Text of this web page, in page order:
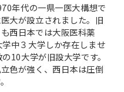
年代の一県一医大構想で
大が設立されました。旧
西日本では大阪医科薬
学中３大学しか存在しませ
10大学が旧設大学です。
色が強く、西日本は圧倒